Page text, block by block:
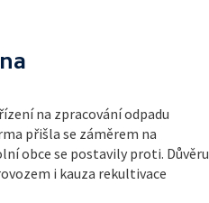
na zpracování odpadu
přišla se záměrem na
obce se postavily proti. Důvěru
i kauza rekultivace